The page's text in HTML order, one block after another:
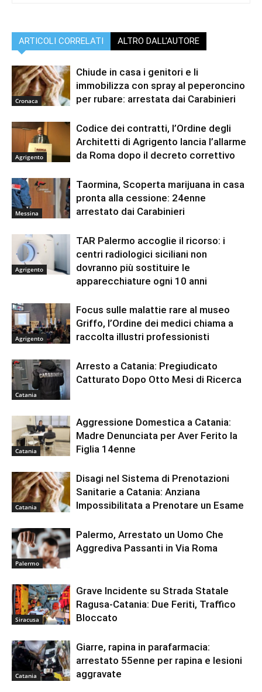
ARTICOLI CORRELATI ALTRO DALL'AUTORE
Cronaca
Chiude in casa i genitori e li
immobilizza con spray al peperoncino
per rubare: arrestata dai Carabinieri
Agrigento
Codice dei contratti, l’Ordine degli
Architetti di Agrigento lancia l’allarme
da Roma dopo il decreto correttivo
Messina
Taormina, Scoperta marijuana in casa
pronta alla cessione: 24enne
arrestato dai Carabinieri
Agrigento
TAR Palermo accoglie il ricorso: i
centri radiologici siciliani non
dovranno più sostituire le
apparecchiature ogni 10 anni
Agrigento
Focus sulle malattie rare al museo
Griffo, l’Ordine dei medici chiama a
raccolta illustri professionisti
Catania
Arresto a Catania: Pregiudicato
Catturato Dopo Otto Mesi di Ricerca
Catania
Aggressione Domestica a Catania:
Madre Denunciata per Aver Ferito la
Figlia 14enne
Catania
Disagi nel Sistema di Prenotazioni
Sanitarie a Catania: Anziana
Impossibilitata a Prenotare un Esame
Palermo
Palermo, Arrestato un Uomo Che
Aggrediva Passanti in Via Roma
Siracusa
Grave Incidente su Strada Statale
Ragusa-Catania: Due Feriti, Traffico
Bloccato
Catania
Giarre, rapina in parafarmacia:
arrestato 55enne per rapina e lesioni
aggravate